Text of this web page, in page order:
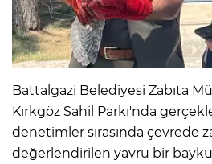
Battalgazi Belediyesi Zabıta
Kırkgöz Sahil Parkı'nda
denetimler sırasında çevrede
değerlendirilen yavru bir